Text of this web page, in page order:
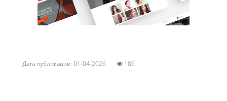
Дата публикации: 01-04-2026 186